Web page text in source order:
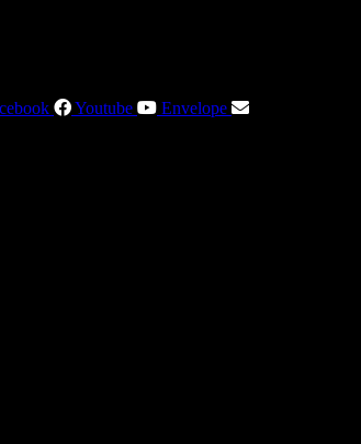
Youtube Envelope